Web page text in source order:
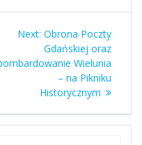
Next: Next
post:
Obrona Poczty
Gdańskiej oraz
Wielunia
– na Pikniku
Historycznym